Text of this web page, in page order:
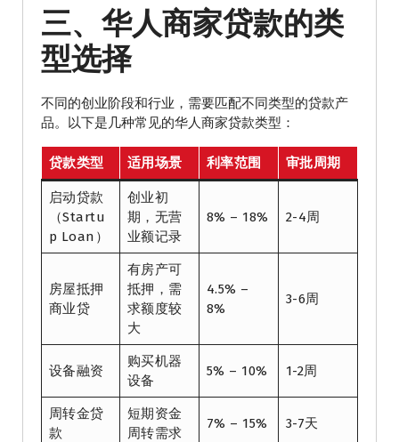
三、华人商家贷款的类
型选择
不同的创业阶段和行业，需要匹配不同类型的贷款产
品。以下是几种常见的华人商家贷款类型：
贷款类型 适用场景 利率范围 审批周期
启动贷款
（Startu
p Loan）
创业初
期，无营
业额记录
8% – 18% 2-4周
房屋抵押
商业贷
有房产可
抵押，需
求额度较
大
4.5% –
8%
3-6周
设备融资
购买机器
设备
5% – 10% 1-2周
周转金贷
款
短期资金
周转需求
7% – 15% 3-7天